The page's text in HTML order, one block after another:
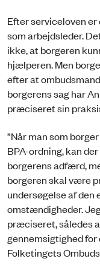
Efter serviceloven
som arbejdsleder.
ikke, at borgeren
hjælperen. Men
efter at
borgerens sag har
præciseret sin
”Når man som
BPA-ordning, kan
borgerens adfærd,
borgeren skal være
undersøgelse af
omstændigheder.
præciseret, således
gennemsigtighed for
Folketingets